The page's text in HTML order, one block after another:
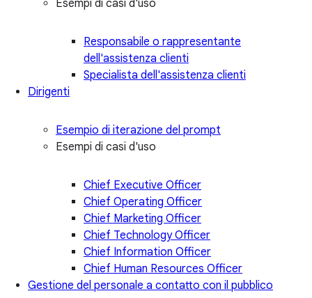
Esempi di casi d'uso
Responsabile o rappresentante
dell'assistenza clienti
Specialista dell'assistenza clienti
Dirigenti
Esempio di iterazione del prompt
Esempi di casi d'uso
Chief Executive Officer
Chief Operating Officer
Chief Marketing Officer
Chief Technology Officer
Chief Information Officer
Chief Human Resources Officer
Gestione del personale a contatto con il pubblico